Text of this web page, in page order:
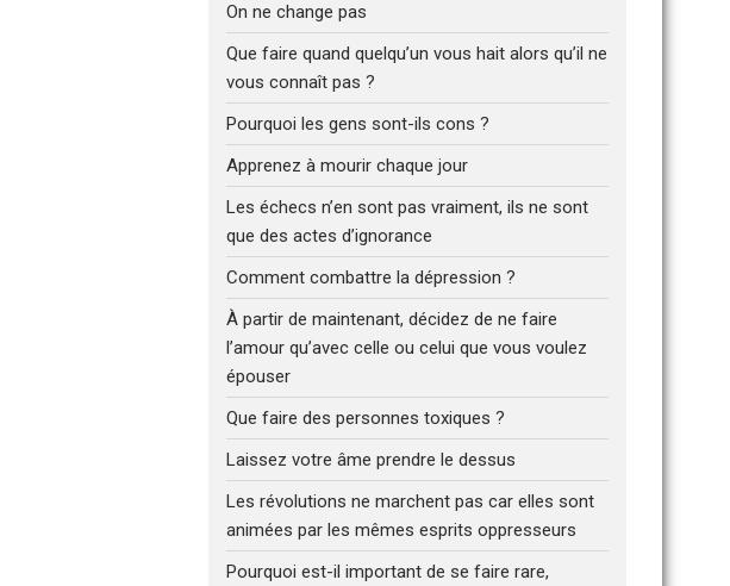
On ne change pas
Que faire quand quelqu’un vous hait alors qu’il ne
vous connaît pas ?
Pourquoi les gens sont-ils cons ?
Apprenez à mourir chaque jour
Les échecs n’en sont pas vraiment, ils ne sont
que des actes d’ignorance
Comment combattre la dépression ?
À partir de maintenant, décidez de ne faire
l’amour qu’avec celle ou celui que vous voulez
épouser
Que faire des personnes toxiques ?
Laissez votre âme prendre le dessus
Les révolutions ne marchent pas car elles sont
animées par les mêmes esprits oppresseurs
Pourquoi est-il important de se faire rare,